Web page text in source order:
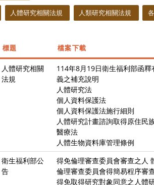
人體研究相關法規 人類研究相關法規
標題 檔案下載
人體研究相關
法規
114年8月19日衛生福利部函
義之補充說明
人體研究法
個人資料保護法
個人資料保護法施行細則
人體研究計畫諮詢取得原住民
醫療法
人體生物資料庫管理條例
衛生福利部公
告
得免倫理審查委員會審查之人
倫理審查委員會得簡易程序審
得免取得研究對象同意之人體